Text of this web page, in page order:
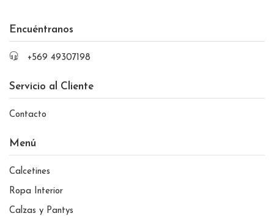
Encuéntranos
+569 49307198
Servicio al Cliente
Contacto
Menú
Calcetines
Ropa Interior
Calzas y Pantys